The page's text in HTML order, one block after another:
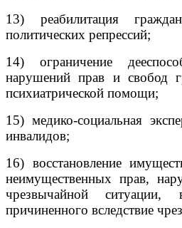
13) реабилитация
политических репрессий;
14) ограничение
нарушений прав и свобод
психиатрической помощи;
15) медико-социальная
инвалидов;
16) восстановление
неимущественных прав,
чрезвычайной ситуации,
причиненного вследствие